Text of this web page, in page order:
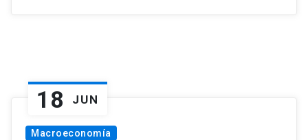
18 JUN
Macroeconomía